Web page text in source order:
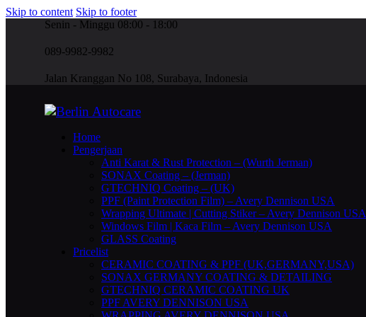
Skip to content Skip to footer
Senin - Minggu 08:00 - 18:00
089-9982-9982
Jalan Kranggan No 108, Surabaya, Indonesia
Home
Pengerjaan
Anti Karat & Rust Protection – (Wurth Jerman)
SONAX Coating – (Jerman)
GTECHNIQ Coating – (UK)
PPF (Paint Protection Film) – Avery Dennison USA
Wrapping Ultimate | Cutting Stiker – Avery Dennison USA
Windows Film | Kaca Film – Avery Dennison USA
GLASS Coating
Pricelist
CERAMIC COATING & PPF (UK,GERMANY,USA)
SONAX GERMANY COATING & DETAILING
GTECHNIQ CERAMIC COATING UK
PPF AVERY DENNISON USA